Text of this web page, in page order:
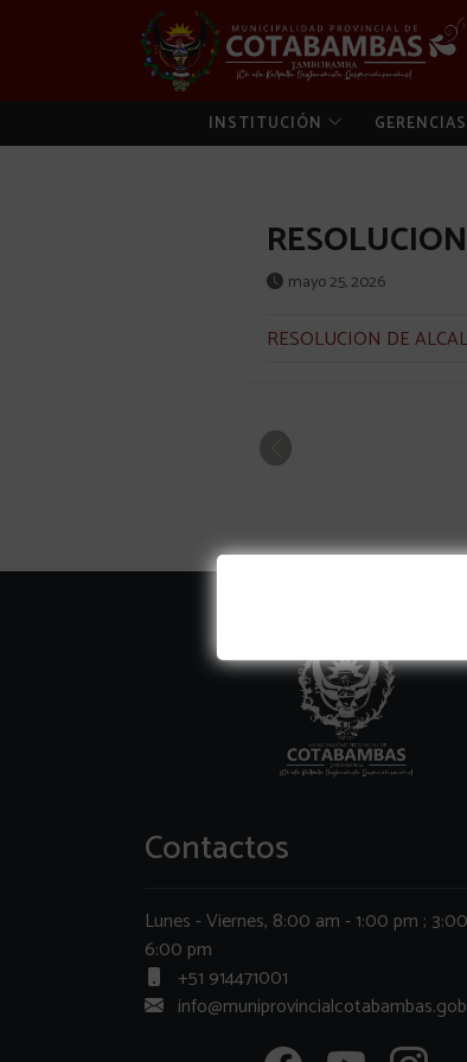
INSTITUCIÓN GERENCIAS
mayo 25, 2026
RESOLUCION DE
Contactos
Lunes - Viernes, 8:00 am - 1:00 pm ;
6:00 pm
+51 914471001